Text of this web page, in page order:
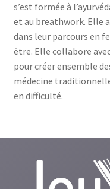
s’est formée à
et au breathwork. Elle
dans leur parcours en
être. Elle collabore
pour créer ensemble
médecine
en difficulté.